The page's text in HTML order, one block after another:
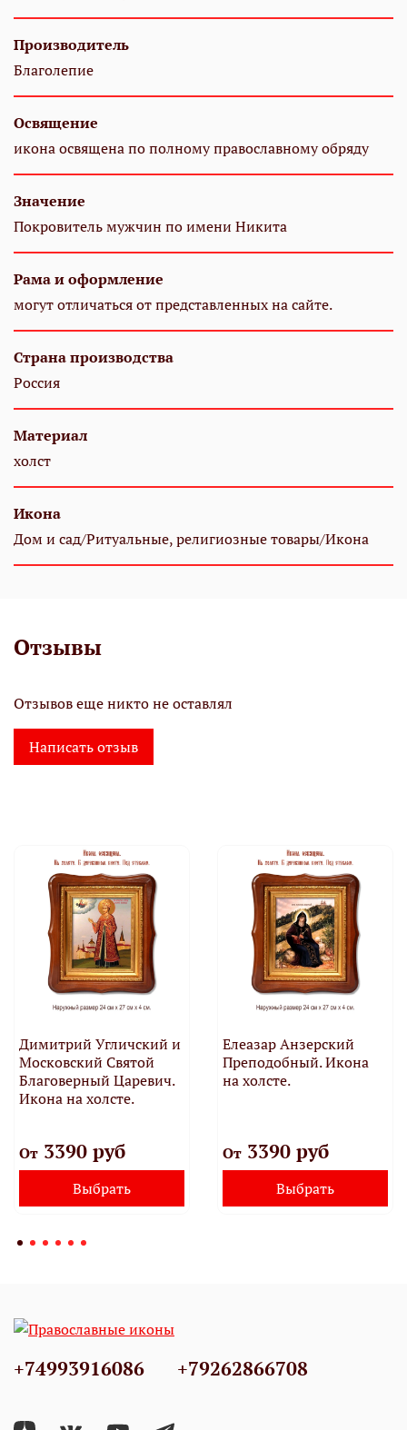
Производитель
Благолепие
Освящение
икона освящена по полному православному обряду
Значение
Покровитель мужчин по имени Никита
Рама и оформление
могут отличаться от представленных на сайте.
Страна производства
Россия
Материал
холст
Икона
Дом и сад/Ритуальные, религиозные товары/Икона
Отзывы
Отзывов еще никто не оставлял
Написать отзыв
Димитрий Угличский и
Московский Святой
Благоверный Царевич.
Икона на холсте.
От3390 руб
Выбрать
Елеазар Анзерский
Преподобный. Икона
на холсте.
От3390 руб
Выбрать
+74993916086 +79262866708